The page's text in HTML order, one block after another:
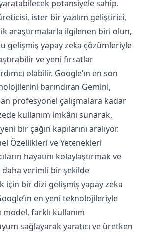
potansiyele sahip.
ister bir yazılım geliştirici,
araştırmalarla ilgilenen biri olun,
gelişmiş yapay zeka çözümleriyle
ve yeni fırsatlar
olabilir. Google’ın en son
barındıran Gemini,
profesyonel çalışmalara kadar
kullanım imkânı sunarak,
bir çağın kapılarını aralıyor.
Özellikleri ve Yetenekleri
hayatını kolaylaştırmak ve
verimli bir şekilde
için bir dizi gelişmiş yapay zeka
en yeni teknolojileriyle
farklı kullanım
sağlayarak yaratıcı ve üretken